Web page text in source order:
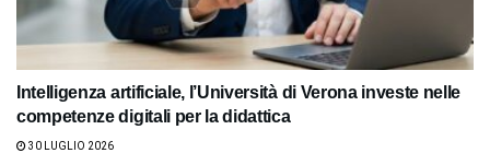
Intelligenza artificiale, l’Università di Verona investe nelle
competenze digitali per la didattica
30 LUGLIO 2026